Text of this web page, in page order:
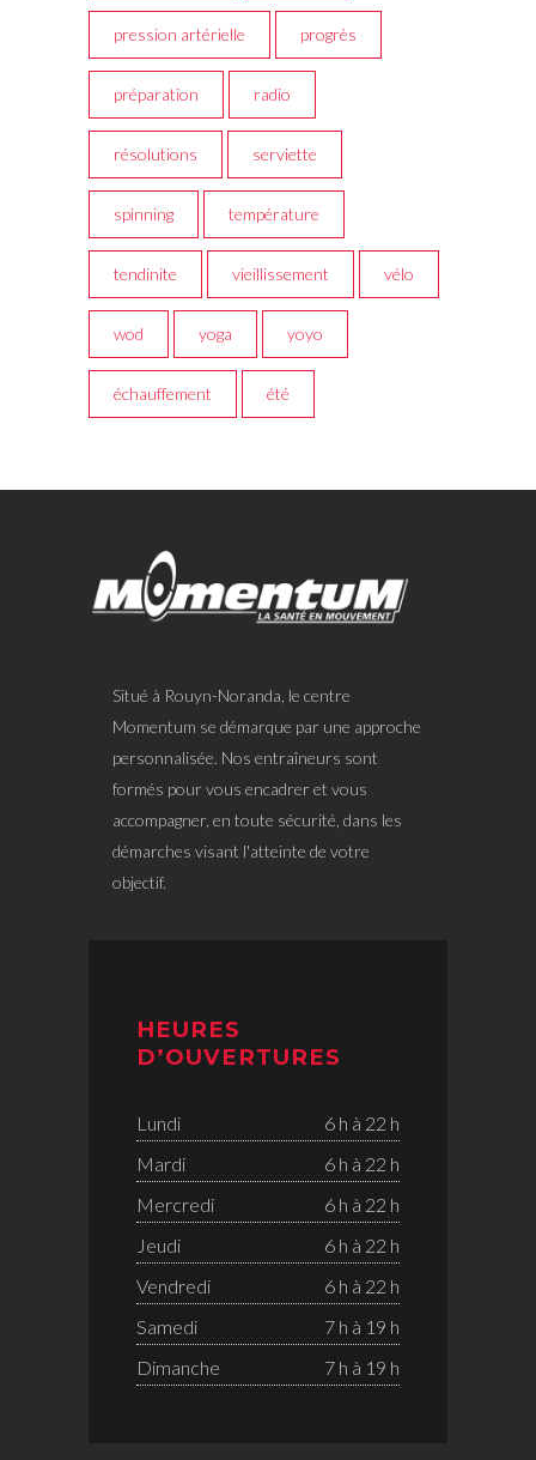
pression artérielle progrès
préparation radio
résolutions serviette
spinning température
tendinite vieillissement vélo
wod yoga yoyo
échauffement été
Situé à Rouyn-Noranda, le centre
Momentum se démarque par une approche
personnalisée. Nos entraîneurs sont
formés pour vous encadrer et vous
accompagner, en toute sécurité, dans les
démarches visant l'atteinte de votre
objectif.
HEURES
D’OUVERTURES
Lundi
6 h à 22 h
Mardi
6 h à 22 h
Mercredi
6 h à 22 h
Jeudi
6 h à 22 h
Vendredi
6 h à 22 h
Samedi
7 h à 19 h
Dimanche
7 h à 19 h